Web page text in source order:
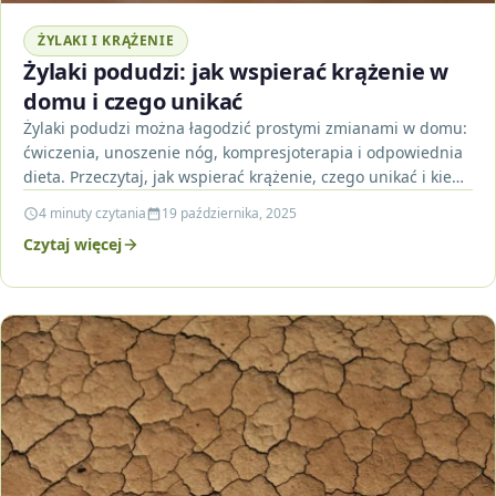
ŻYLAKI I KRĄŻENIE
Żylaki podudzi: jak wspierać krążenie w
domu i czego unikać
Żylaki podudzi można łagodzić prostymi zmianami w domu:
ćwiczenia, unoszenie nóg, kompresjoterapia i odpowiednia
dieta. Przeczytaj, jak wspierać krążenie, czego unikać i kiedy
4 minuty czytania 19 października, 2025
Czytaj więcej